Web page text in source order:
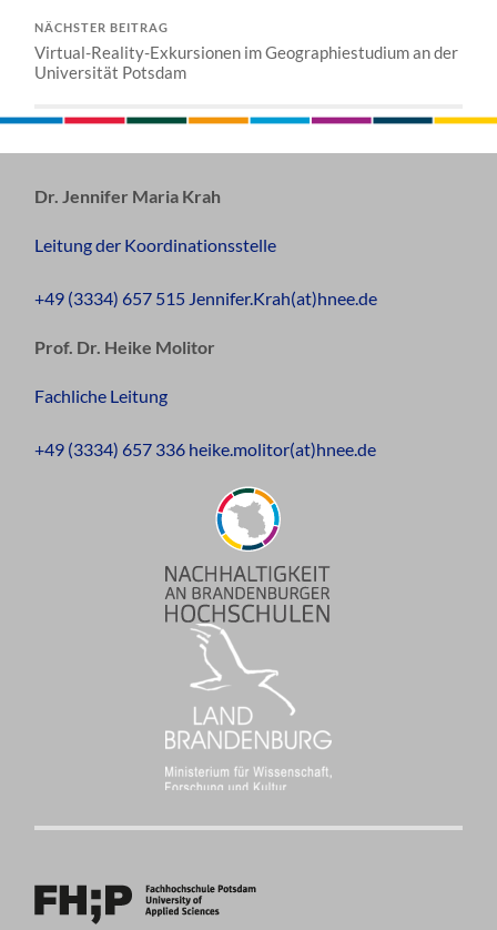
NÄCHSTER BEITRAG
Virtual-Reality-Exkursionen im Geographiestudium an der
Universität Potsdam
Dr. Jennifer Maria Krah
Leitung der Koordinationsstelle
+49 (3334) 657 515 Jennifer.Krah(at)hnee.de
Prof. Dr. Heike Molitor
Fachliche Leitung
+49 (3334) 657 336 heike.molitor(at)hnee.de